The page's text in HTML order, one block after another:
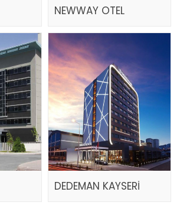
NEWWAY OTEL
DEDEMAN KAYSERİ